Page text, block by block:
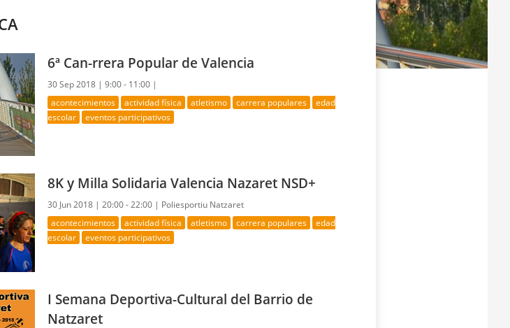
6ª Can-rrera Popular de Valencia
30 Sep 2018 |9:00 - 11:00 |
acontecimientos actividad física atletismo carrera populares
edad
escolar
eventos participativos
8K y Milla Solidaria Valencia Nazaret NSD+
30 Jun 2018 |20:00 - 22:00 | Poliesportiu Natzaret
acontecimientos actividad física atletismo carrera populares
edad
escolar
eventos participativos
I Semana Deportiva-Cultural del Barrio de
Natzaret